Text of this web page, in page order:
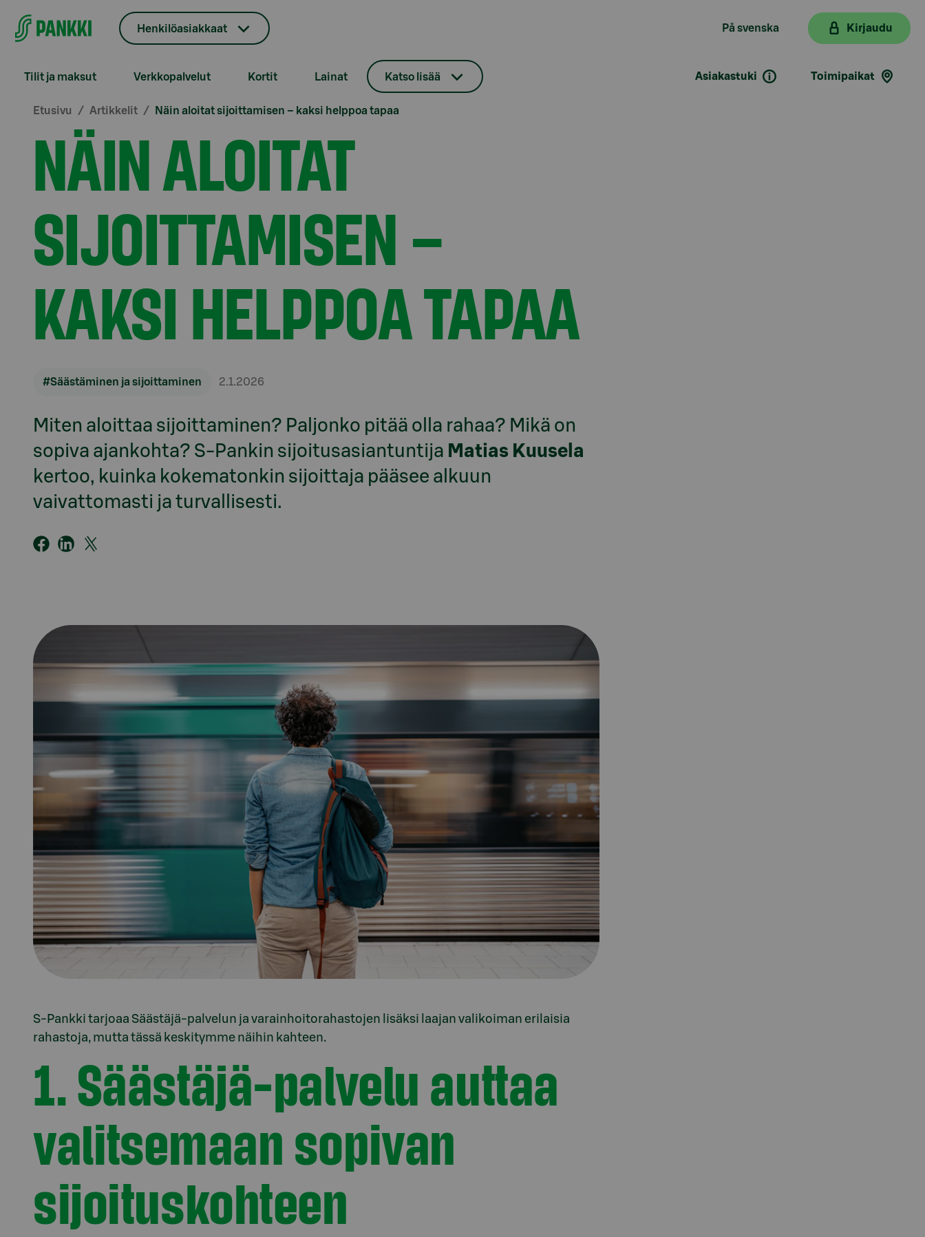
Henkilöasiakkaat På svenska Kirjaudu
Tilit ja maksut Verkkopalvelut Kortit Lainat Katso lisää Asiakastuki Toimipaikat
Etusivu Artikkelit Näin aloitat sijoittamisen – kaksi helppoa tapaa
NÄIN ALOITAT
SIJOITTAMISEN –
KAKSI HELPPOA TAPAA
#Säästäminen ja sijoittaminen 2.1.2026
Miten aloittaa sijoittaminen? Paljonko pitää olla rahaa? Mikä on
sopiva ajankohta? S-Pankin sijoitusasiantuntija Matias Kuusela
kertoo, kuinka kokematonkin sijoittaja pääsee alkuun
vaivattomasti ja turvallisesti.
S-Pankki tarjoaa Säästäjä-palvelun ja varainhoitorahastojen lisäksi laajan valikoiman erilaisia
rahastoja, mutta tässä keskitymme näihin kahteen.
1. Säästäjä-palvelu auttaa
valitsemaan sopivan
sijoituskohteen